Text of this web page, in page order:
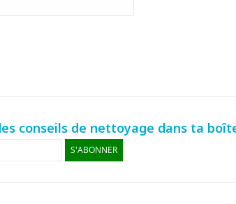
conseils de nettoyage dans ta
S'ABONNER